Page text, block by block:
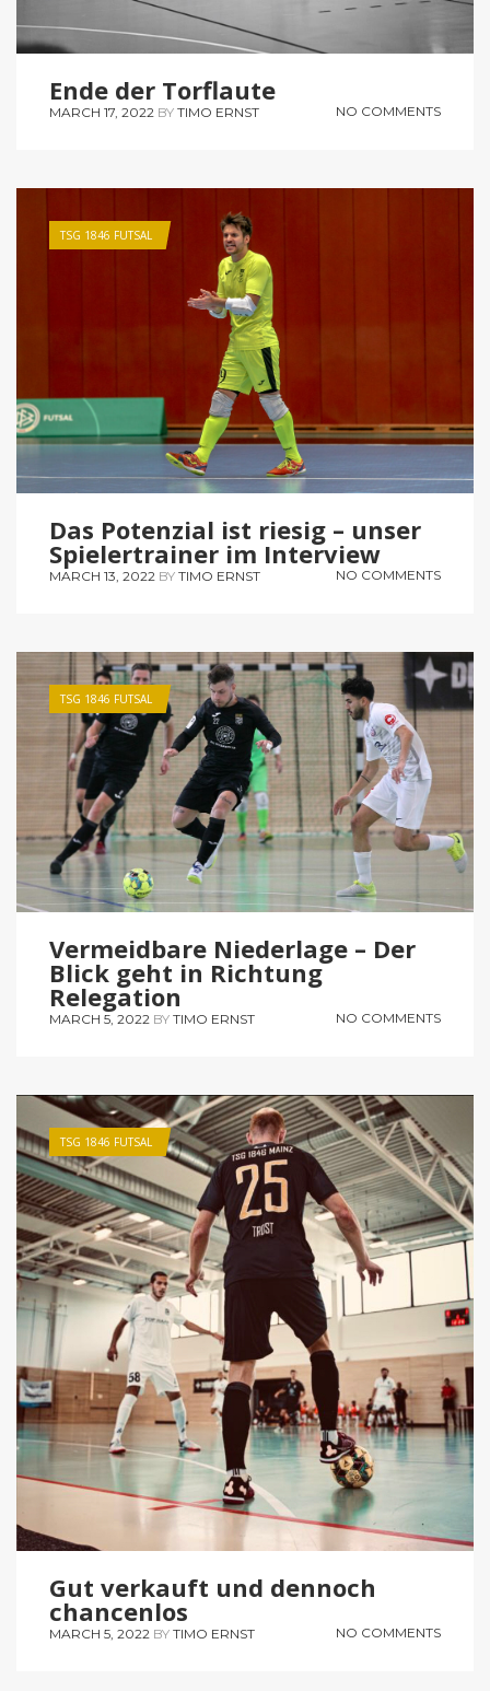
Ende der Torflaute
MARCH 17, 2022 BY TIMO ERNST NO COMMENTS
TSG 1846 FUTSAL
Das Potenzial ist riesig – unser
Spielertrainer im Interview
MARCH 13, 2022 BY TIMO ERNST NO COMMENTS
TSG 1846 FUTSAL
Vermeidbare Niederlage – Der
Blick geht in Richtung
Relegation
MARCH 5, 2022 BY TIMO ERNST NO COMMENTS
TSG 1846 FUTSAL
Gut verkauft und dennoch
chancenlos
MARCH 5, 2022 BY TIMO ERNST NO COMMENTS